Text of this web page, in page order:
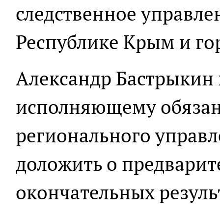
следственное
Республике Крым и
Александр
исполняющему
регионального
доложить о
окончательных